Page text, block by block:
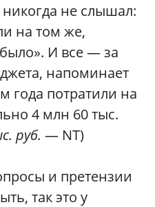
не слышал:
на том же,
И все — за
напоминает
года потратили на
4 млн 60 тыс.
руб. — NT)
и претензии
так это у